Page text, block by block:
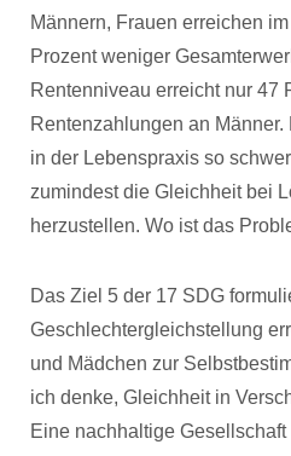
Männern, Frauen erreichen
Prozent weniger
Rentenniveau erreicht nur 47
Rentenzahlungen an
in der Lebenspraxis so
zumindest die Gleichheit bei
herzustellen. Wo ist das
Das Ziel 5 der 17 SDG
Geschlechtergleichstellung
und Mädchen zur
ich denke, Gleichheit in
Eine nachhaltige